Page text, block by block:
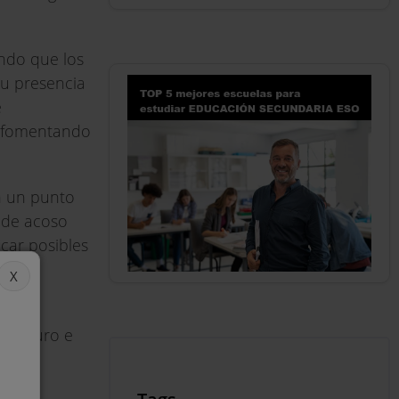
que los
presencia
un punto
acoso
posibles
seguro e